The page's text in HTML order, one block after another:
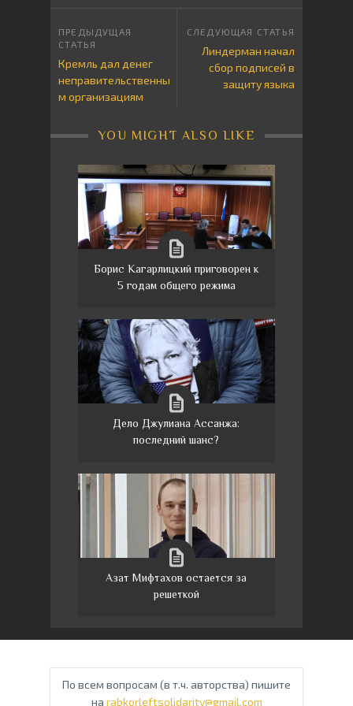
Кремль дал денег
неправительственны
м организациям
Линдерман начал
сбор подписей в
защиту языка
YOU MIGHT ALSO LIKE
Борис Кагарлицкий приговорен к
5 годам общего режима
Дело Джулиана Ассанжа:
последний шанс?
Азат Мифтахов остается за
решеткой
По всем вопросам (в т.ч. авторства) пишите
на rabkorleftsolidarity@gmail.com